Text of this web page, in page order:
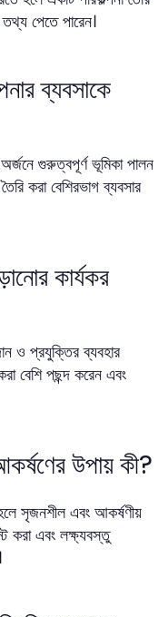
পেতে পারেন।
ব্যবসাকে
অর্জনে গুরুত্বপূর্ণ ভূমিকা পালন
করা বেশিরভাগ ব্যবসার
কার্যকর
ও প্রযুক্তির ব্যবহার
বেশি পছন্দ করেন এবং
উপায় কী?
সৃজনশীল এবং আকর্ষণীয়
করা এবং লক্ষ্যবস্তু